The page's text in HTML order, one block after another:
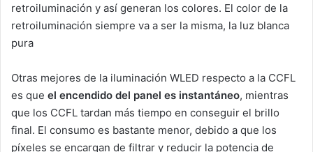
retroiluminación y así generan los colores. El color de la
retroiluminación siempre va a ser la misma, la luz blanca
pura
Otras mejores de la iluminación WLED respecto a la CCFL
es que el encendido del panel es instantáneo, mientras
que los CCFL tardan más tiempo en conseguir el brillo
final. El consumo es bastante menor, debido a que los
píxeles se encargan de filtrar y reducir la potencia de